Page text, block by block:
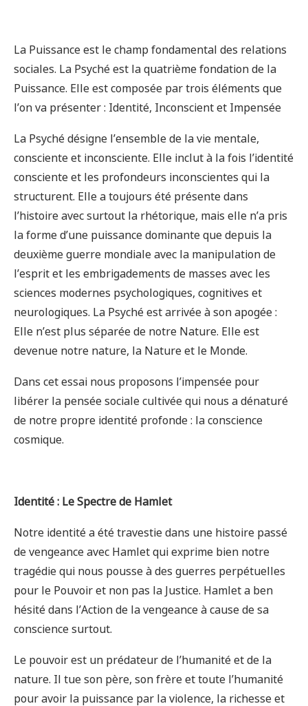
La Puissance est le champ fondamental des relations
sociales. La Psyché est la quatrième fondation de la
Puissance. Elle est composée par trois éléments que
l’on va présenter : Identité, Inconscient et Impensée
La Psyché désigne l’ensemble de la vie mentale,
consciente et inconsciente. Elle inclut à la fois l’identité
consciente et les profondeurs inconscientes qui la
structurent. Elle a toujours été présente dans
l’histoire avec surtout la rhétorique, mais elle n’a pris
la forme d’une puissance dominante que depuis la
deuxième guerre mondiale avec la manipulation de
l’esprit et les embrigadements de masses avec les
sciences modernes psychologiques, cognitives et
neurologiques. La Psyché est arrivée à son apogée :
Elle n’est plus séparée de notre Nature. Elle est
devenue notre nature, la Nature et le Monde.
Dans cet essai nous proposons l’impensée pour
libérer la pensée sociale cultivée qui nous a dénaturé
de notre propre identité profonde : la conscience
cosmique.
Identité : Le Spectre de Hamlet
Notre identité a été travestie dans une histoire passé
de vengeance avec Hamlet qui exprime bien notre
tragédie qui nous pousse à des guerres perpétuelles
pour le Pouvoir et non pas la Justice. Hamlet a ben
hésité dans l’Action de la vengeance à cause de sa
conscience surtout.
Le pouvoir est un prédateur de l’humanité et de la
nature. Il tue son père, son frère et toute l’humanité
pour avoir la puissance par la violence, la richesse et